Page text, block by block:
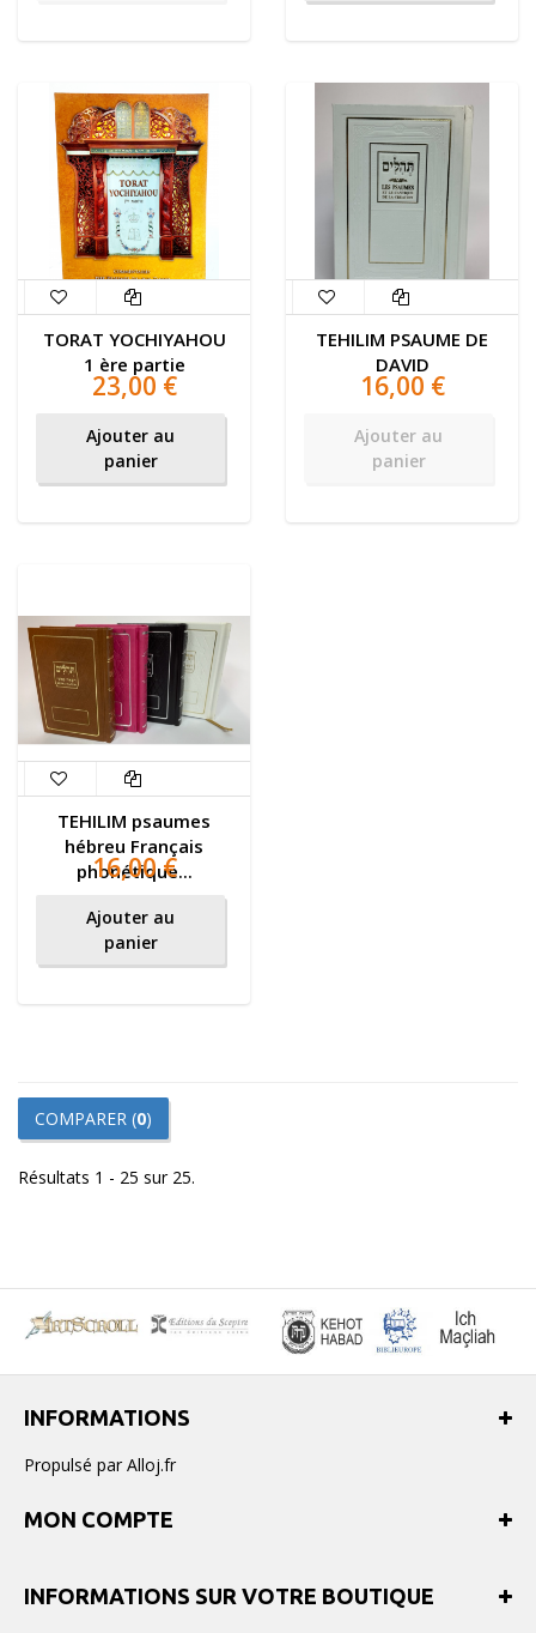
TORAT YOCHIYAHOU
1 ère partie
23,00 €
Ajouter au
panier
TEHILIM PSAUME DE
DAVID
16,00 €
Ajouter au
panier
TEHILIM psaumes
hébreu Français
phonétique...
16,00 €
Ajouter au
panier
COMPARER (0)
Résultats 1 - 25 sur 25.
INFORMATIONS
Propulsé par Alloj.fr
MON COMPTE
INFORMATIONS SUR VOTRE BOUTIQUE